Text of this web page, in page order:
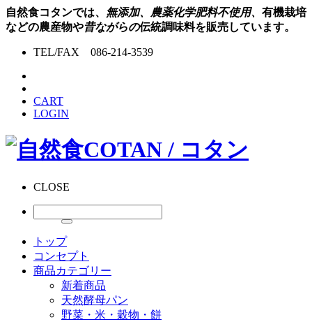
自然食コタンでは、 無添加、農薬化学肥料不使用、 有機栽培
などの農産物や昔ながらの伝統調味料を販売しています。
TEL/FAX 086-214-3539
CART
LOGIN
CLOSE
トップ
コンセプト
商品カテゴリー
新着商品
天然酵母パン
野菜・米・穀物・餅